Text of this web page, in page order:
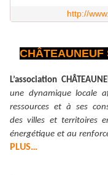
http://
CHÂTEAUNEUF
L’association
une dynamique locale
ressources et à ses
des villes et territoires
énergétique et au
PLUS…